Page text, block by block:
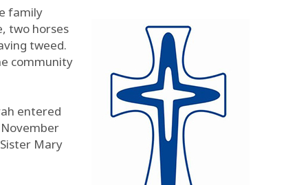
family
two horses
tweed.
community
entered
November
Mary